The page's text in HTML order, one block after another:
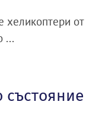
хеликоптери
...